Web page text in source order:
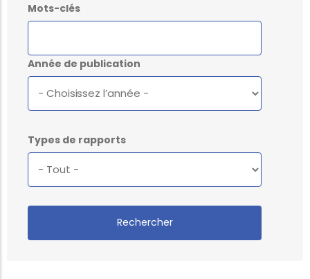
Mots-clés
Année de publication
Types de rapports